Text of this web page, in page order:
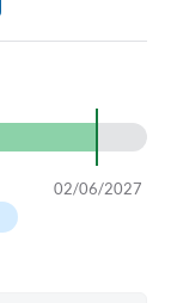
02/06/2027